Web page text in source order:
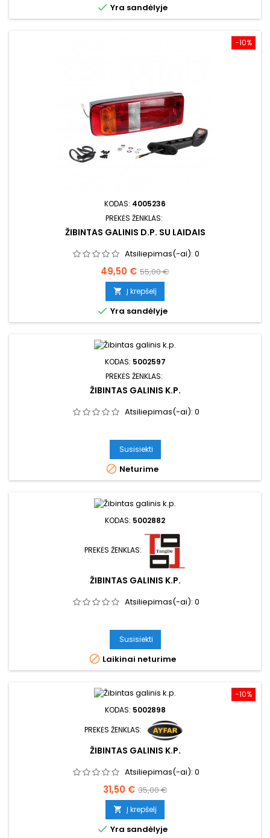
 Yra sandėlyje
−10%
KODAS: 4005236
PREKĖS ŽENKLAS:
ŽIBINTAS GALINIS D.P. SU LAIDAIS
Atsiliepimas(-ai): 0
Kaina
49,50 € Bazinė
kaina
55,00 €
 Į krepšelį
 Yra sandėlyje
KODAS: 5002597
PREKĖS ŽENKLAS:
ŽIBINTAS GALINIS K.P.
Atsiliepimas(-ai): 0
Susisiekti
 Neturime
KODAS: 5002882
PREKĖS ŽENKLAS:
ŽIBINTAS GALINIS K.P.
Atsiliepimas(-ai): 0
Susisiekti
 Laikinai neturime
−10%
KODAS: 5002898
PREKĖS ŽENKLAS:
ŽIBINTAS GALINIS K.P.
Atsiliepimas(-ai): 0
Kaina
31,50 € Bazinė
kaina
35,00 €
 Į krepšelį
 Yra sandėlyje